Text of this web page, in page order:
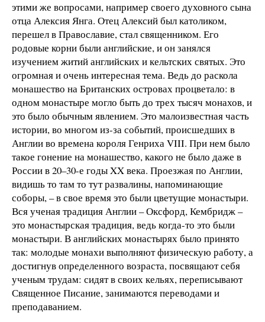
этими же вопросами, например своего духовного сына
отца Алексия Янга. Отец Алексий был католиком,
перешел в Православие, стал священником. Его
родовые корни были английские, и он занялся
изучением житий английских и кельтских святых. Это
огромная и очень интересная тема. Ведь до раскола
монашество на Британских островах процветало: в
одном монастыре могло быть до трех тысяч монахов, и
это было обычным явлением. Это малоизвестная часть
истории, во многом из-за событий, происшедших в
Англии во времена короля Генриха VIII. При нем было
такое гонение на монашество, какого не было даже в
России в 20–30-е годы XX века. Проезжая по Англии,
видишь то там то тут развалины, напоминающие
соборы, – в свое время это были цветущие монастыри.
Вся ученая традиция Англии – Оксфорд, Кембридж –
это монастырская традиция, ведь когда-то это были
монастыри. В английских монастырях было принято
так: молодые монахи выполняют физическую работу, а
достигнув определенного возраста, посвящают себя
ученым трудам: сидят в своих кельях, переписывают
Священное Писание, занимаются переводами и
преподаванием.